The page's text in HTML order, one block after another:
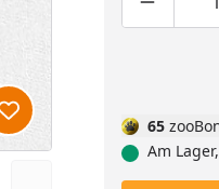
Produkt zur Wunschliste
65
Am